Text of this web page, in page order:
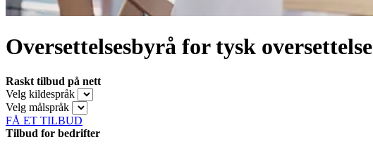
Oversettelsesbyrå for tysk oversettelse
Raskt tilbud på nett
Velg kildespråk
Velg målspråk
FÅ ET TILBUD
Tilbud for bedrifter